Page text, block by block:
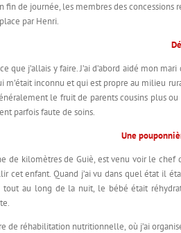
de journée, les membres des
par Henri.
que j’allais y faire. J’ai d’abord aidé mon
m’était inconnu et qui est propre au milieu
le fruit de parents cousins plus
parfois faute de soins.
Une
de kilomètres de Guiè, est venu voir le
cet enfant. Quand j’ai vu dans quel état il
au long de la nuit, le bébé était
de réhabilitation nutritionnelle, où j’ai